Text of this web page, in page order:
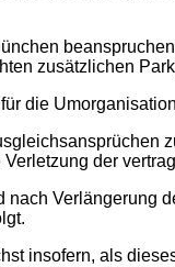
zusätzlichen
die
der
Verlängerung
insofern, als